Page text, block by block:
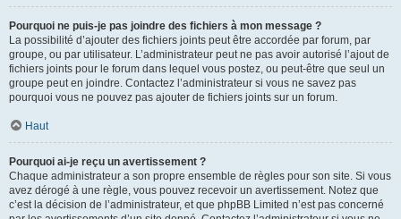
Pourquoi ne puis-je pas joindre des fichiers à mon message ?
La possibilité d’ajouter des fichiers joints peut être accordée par forum, par
groupe, ou par utilisateur. L’administrateur peut ne pas avoir autorisé l’ajout de
fichiers joints pour le forum dans lequel vous postez, ou peut-être que seul un
groupe peut en joindre. Contactez l’administrateur si vous ne savez pas
pourquoi vous ne pouvez pas ajouter de fichiers joints sur un forum.
Haut
Pourquoi ai-je reçu un avertissement ?
Chaque administrateur a son propre ensemble de règles pour son site. Si vous
avez dérogé à une règle, vous pouvez recevoir un avertissement. Notez que
c’est la décision de l’administrateur, et que phpBB Limited n’est pas concerné